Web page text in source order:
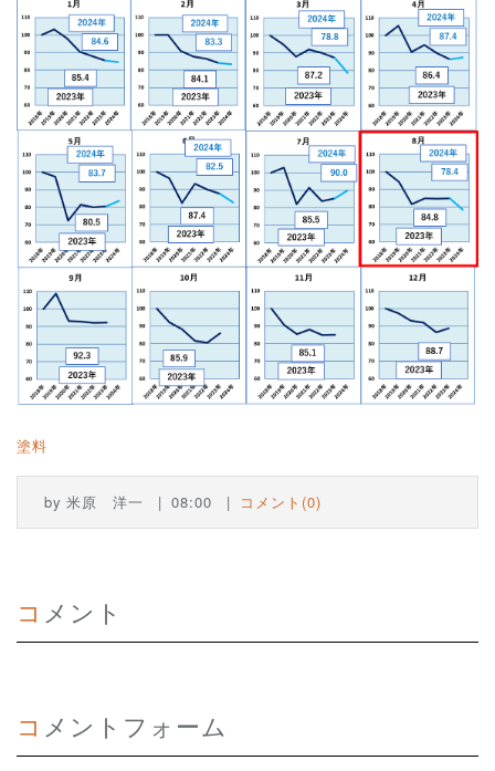
塗料
by 米原 洋一 08:00 コメント(0)
コメント
コメントフォーム